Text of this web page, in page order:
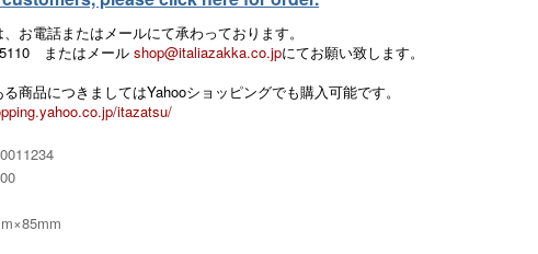
お電話またはメールにて承わっております。
またはメール shop@italiazakka.co.jpにてお願い致します。
商品につきましてはYahooショッピングでも購入可能です。
itazatsu/